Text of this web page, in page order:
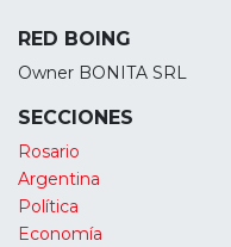
RED BOING
Owner BONITA SRL
SECCIONES
Rosario
Argentina
Política
Economía